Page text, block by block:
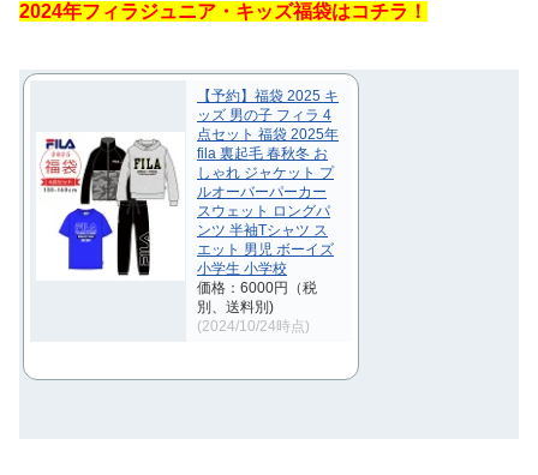
2024年フィラジュニア・キッズ福袋はコチラ！
【予約】福袋 2025 キ
ッズ 男の子 フィラ 4
点セット 福袋 2025年
fila 裏起毛 春秋冬 お
しゃれ ジャケット プ
ルオーバーパーカー
スウェット ロングパ
ンツ 半袖Tシャツ ス
エット 男児 ボーイズ
小学生 小学校
価格：6000円（税
別、送料別)
(2024/10/24時点)